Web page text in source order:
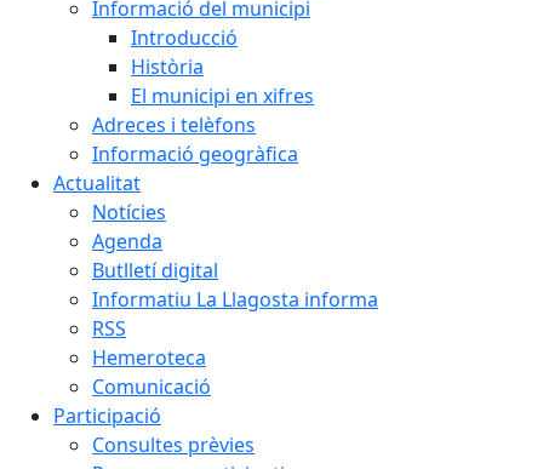
Informació del municipi
Introducció
Història
El municipi en xifres
Adreces i telèfons
Informació geogràfica
Actualitat
Notícies
Agenda
Butlletí digital
Informatiu La Llagosta informa
RSS
Hemeroteca
Comunicació
Participació
Consultes prèvies